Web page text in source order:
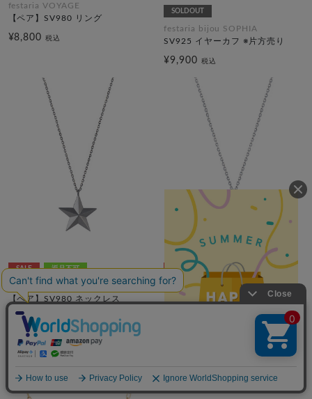
festaria VOYAGE
【ペア】SV980 リング
¥8,800税込
SOLDOUT
festaria bijou SOPHIA
SV925 イヤーカフ ※片方売り
¥9,900 税込
SALE 返品不可
festaria VOYAGE
【ペア】SV980 ネックレス
¥11,000
¥7,700 税込 30% OFF
SALE SOLDOUT 返品不可
festaria VOYAGE
【ペア】SV980 キュービックジル